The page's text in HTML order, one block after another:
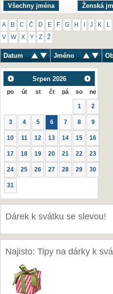
Všechny jména Ženská
A B C Č D E F G H J K
V W X Y Z Ž
Datum Jméno
Srpen 2026
po út st čt pá so ne
1 2
3 4 5 6 7 8 9
10 11 12 13 14 15 16
17 18 19 20 21 22 23
24 25 26 27 28 29 30
31
Dárek k svátku se slevou!
Najisto: Tipy na dárky k